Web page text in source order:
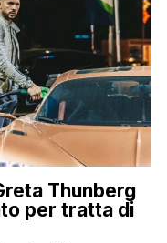
Thunberg
per tratta di